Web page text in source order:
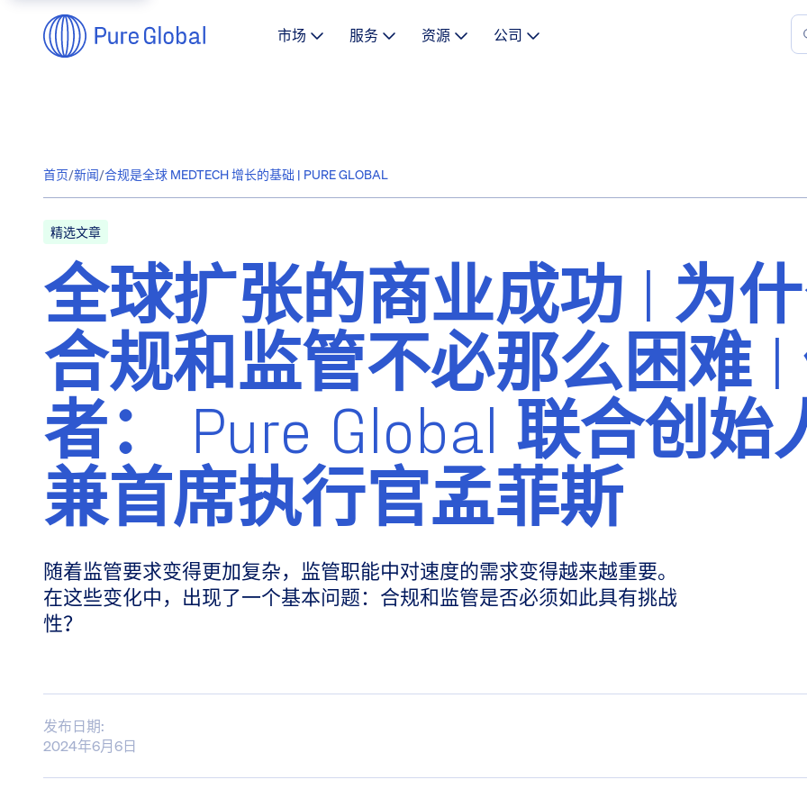
市场 服务 资源 公司
首页/新闻/合规是全球 MEDTECH 增长的基础 | PURE GLOBAL
精选文章
全球扩张的商业成功 | 为
合规和监管不必那么困难 |
者： Pure Global 联合创始
兼首席执行官孟菲斯
随着监管要求变得更加复杂，监管职能中对速度的需求变得越来越重要。
在这些变化中，出现了一个基本问题：合规和监管是否必须如此具有挑战
性？
发布日期:
2024年6月6日